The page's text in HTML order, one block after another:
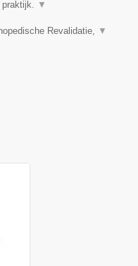
▼
Revalidatie, ▼